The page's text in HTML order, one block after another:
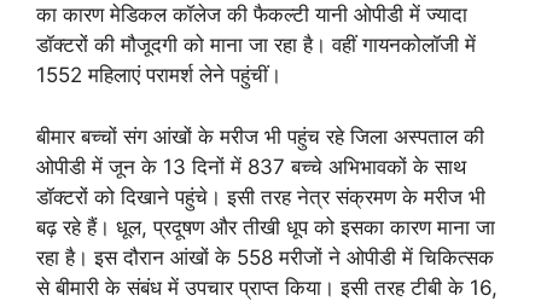
का कारण मेडिकल कॉलेज की फैकल्टी यानी ओपीडी में ज्यादा
डॉक्टरों की मौजूदगी को माना जा रहा है। वहीं गायनकोलॉजी में
1552 महिलाएं परामर्श लेने पहुंचीं।
बीमार बच्चों संग आंखों के मरीज भी पहुंच रहे जिला अस्पताल की
ओपीडी में जून के 13 दिनों में 837 बच्चे अभिभावकों के साथ
डॉक्टरों को दिखाने पहुंचे। इसी तरह नेत्र संक्रमण के मरीज भी
बढ़ रहे हैं। धूल, प्रदूषण और तीखी धूप को इसका कारण माना जा
रहा है। इस दौरान आंखों के 558 मरीजों ने ओपीडी में चिकित्सक
से बीमारी के संबंध में उपचार प्राप्त किया। इसी तरह टीबी के 16,